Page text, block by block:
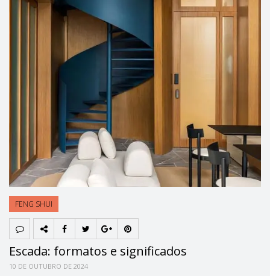
FENG SHUI
Escada: formatos e significados
10 DE OUTUBRO DE 2024